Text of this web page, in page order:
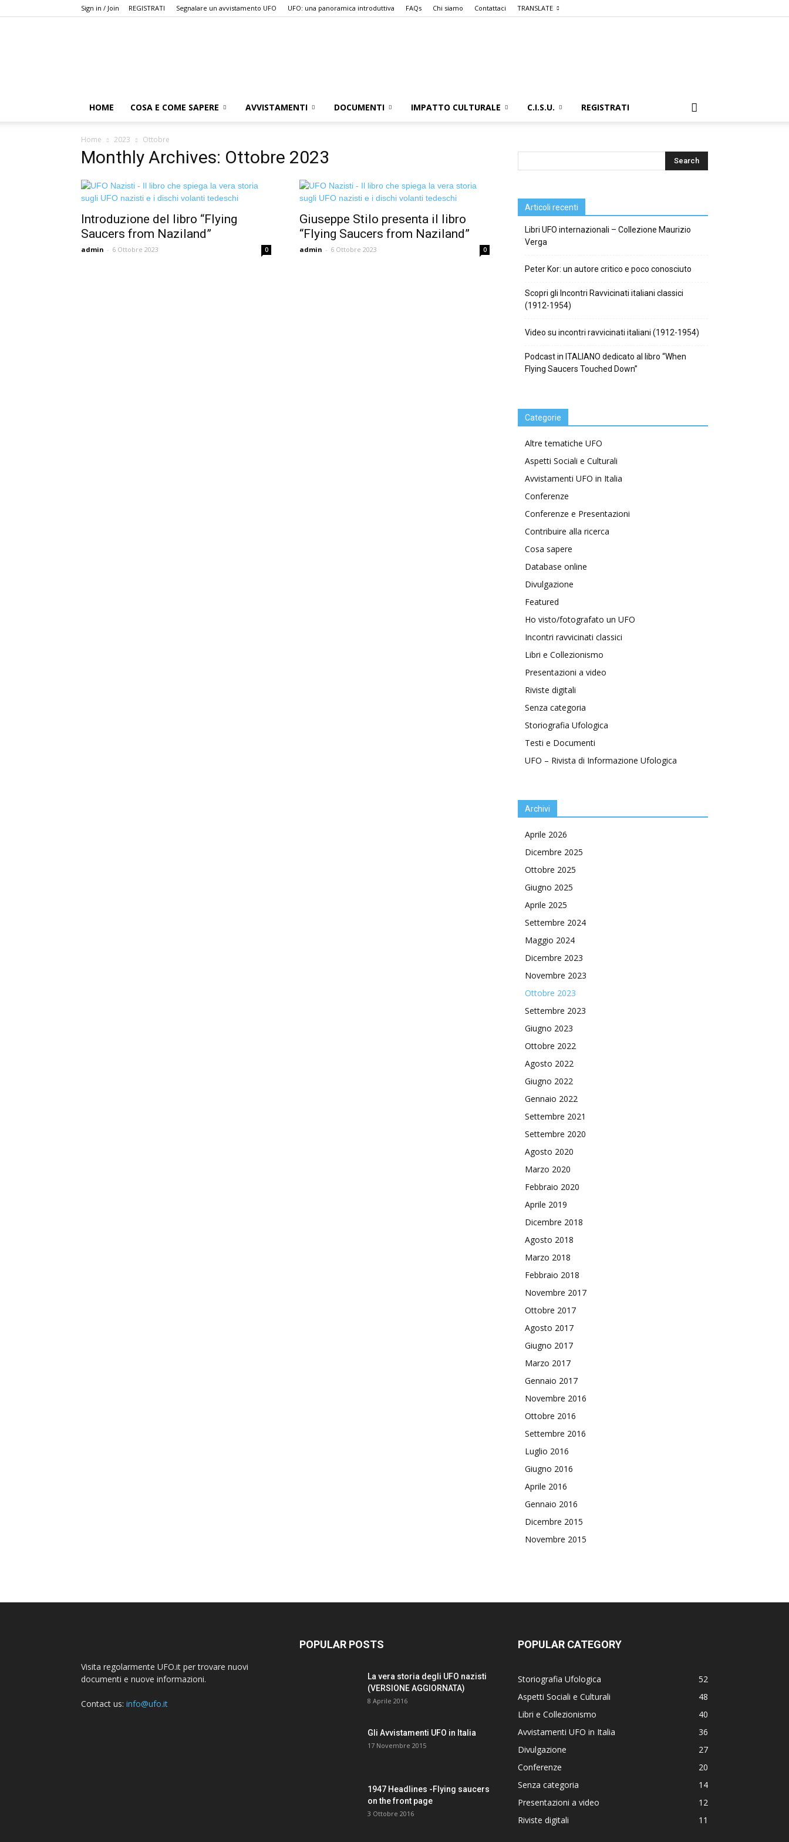
Sign in / Join REGISTRATI Segnalare un avvistamento UFO UFO: una panoramica introduttiva FAQs Chi siamo Contattaci TRANSLATE
HOME COSA E COME SAPERE AVVISTAMENTI DOCUMENTI IMPATTO CULTURALE C.I.S.U. REGISTRATI
Home 2023 Ottobre
Monthly Archives: Ottobre 2023
Introduzione del libro “Flying
Saucers from Naziland”
admin - 6 Ottobre 2023 0
Giuseppe Stilo presenta il libro
“Flying Saucers from Naziland”
admin - 6 Ottobre 2023 0
Articoli recenti
Libri UFO internazionali – Collezione Maurizio
Verga
Peter Kor: un autore critico e poco conosciuto
Scopri gli Incontri Ravvicinati italiani classici
(1912-1954)
Video su incontri ravvicinati italiani (1912-1954)
Podcast in ITALIANO dedicato al libro “When
Flying Saucers Touched Down”
Categorie
Altre tematiche UFO
Aspetti Sociali e Culturali
Avvistamenti UFO in Italia
Conferenze
Conferenze e Presentazioni
Contribuire alla ricerca
Cosa sapere
Database online
Divulgazione
Featured
Ho visto/fotografato un UFO
Incontri ravvicinati classici
Libri e Collezionismo
Presentazioni a video
Riviste digitali
Senza categoria
Storiografia Ufologica
Testi e Documenti
UFO – Rivista di Informazione Ufologica
Archivi
Aprile 2026
Dicembre 2025
Ottobre 2025
Giugno 2025
Aprile 2025
Settembre 2024
Maggio 2024
Dicembre 2023
Novembre 2023
Ottobre 2023
Settembre 2023
Giugno 2023
Ottobre 2022
Agosto 2022
Giugno 2022
Gennaio 2022
Settembre 2021
Settembre 2020
Agosto 2020
Marzo 2020
Febbraio 2020
Aprile 2019
Dicembre 2018
Agosto 2018
Marzo 2018
Febbraio 2018
Novembre 2017
Ottobre 2017
Agosto 2017
Giugno 2017
Marzo 2017
Gennaio 2017
Novembre 2016
Ottobre 2016
Settembre 2016
Luglio 2016
Giugno 2016
Aprile 2016
Gennaio 2016
Dicembre 2015
Novembre 2015
Visita regolarmente UFO.it per trovare nuovi
documenti e nuove informazioni.
Contact us: info@ufo.it
POPULAR POSTS
La vera storia degli UFO nazisti
(VERSIONE AGGIORNATA)
8 Aprile 2016
Gli Avvistamenti UFO in Italia
17 Novembre 2015
1947 Headlines -Flying saucers
on the front page
3 Ottobre 2016
POPULAR CATEGORY
Storiografia Ufologica
52
Aspetti Sociali e Culturali
48
Libri e Collezionismo
40
Avvistamenti UFO in Italia
36
Divulgazione
27
Conferenze
20
Senza categoria
14
Presentazioni a video
12
Riviste digitali
11